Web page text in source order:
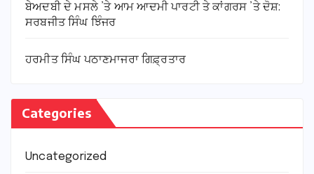
ਬੇਅਦਬੀ ਦੇ ਮਸਲੇ ’ਤੇ ਆਮ ਆਦਮੀ ਪਾਰਟੀ ਤੇ ਕਾਂਗਰਸ ’ਤੇ ਦੋਸ਼:
ਸਰਬਜੀਤ ਸਿੰਘ ਝਿੰਜਰ
ਹਰਮੀਤ ਸਿੰਘ ਪਠਾਣਮਾਜਰਾ ਗਿਫ਼੍ਰਤਾਰ
Categories
Uncategorized